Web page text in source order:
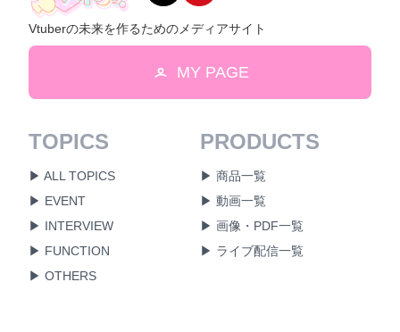
Vtuberの未来を作るためのメディアサイト
MY PAGE
TOPICS
▶ ALL TOPICS
▶ EVENT
▶ INTERVIEW
▶ FUNCTION
▶ OTHERS
PRODUCTS
▶ 商品一覧
▶ 動画一覧
▶ 画像・PDF一覧
▶ ライブ配信一覧